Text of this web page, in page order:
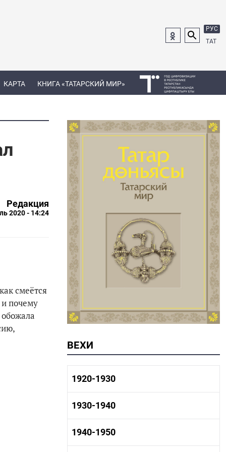
РУС
ТАТ
КАРТА КНИГА «ТАТАРСКИЙ МИР»
Редакция
2020 - 14:24
смеётся
и почему
ВЕХИ
1920-1930
1920-1930 история
1920-1930 культура
1930-1940
1930-1940 история
1930-1940 культура
1940-1950